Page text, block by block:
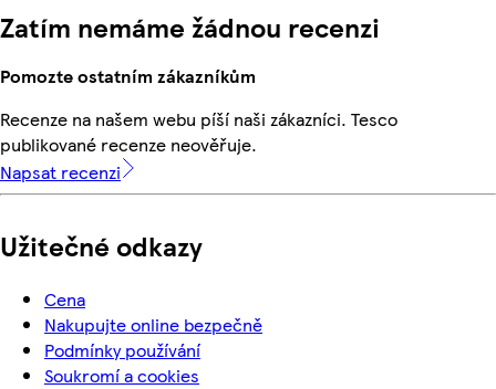
Zatím nemáme žádnou recenzi
Pomozte ostatním zákazníkům
Recenze na našem webu píší naši zákazníci. Tesco
publikované recenze neověřuje.
Napsat recenzi
Užitečné odkazy
Cena
Nakupujte online bezpečně
Podmínky používání
Soukromí a cookies